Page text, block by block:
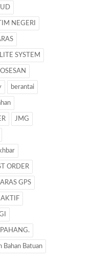
NEGERI
SYSTEM
berantai
JMG
ORDER
GPS
AKTIF
PAHANG.
Bahan Batuan